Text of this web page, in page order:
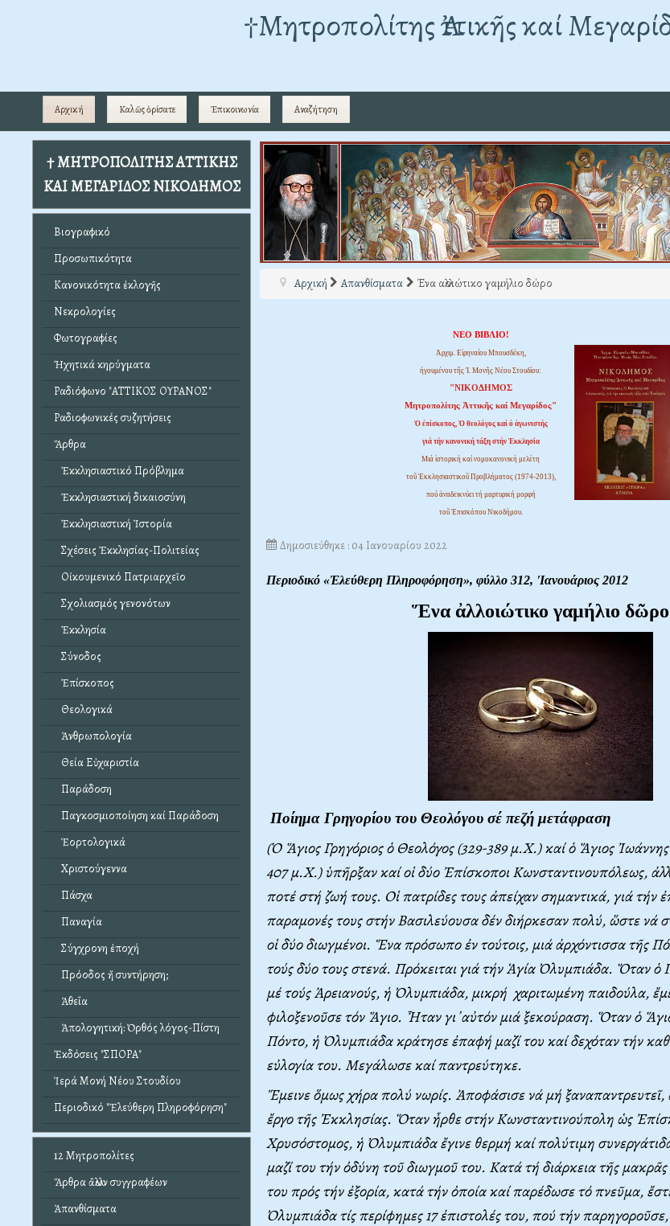
†Mητροπολίτης Ἀττικῆς καί
Αρχική Καλῶς ὁρίσατε Ἐπικοινωνία Αναζήτηση
† ΜΗΤΡΟΠΟΛΙΤΗΣ ΑΤΤΙΚΗΣ
ΚΑΙ ΜΕΓΑΡΙΔΟΣ ΝΙΚΟΔΗΜΟΣ
Βιογραφικό
Προσωπικότητα
Κανονικότητα ἐκλογῆς
Νεκρολογίες
Φωτογραφίες
Ἠχητικά κηρύγματα
Ραδιόφωνο "ΑΤΤΙΚΟΣ ΟΥΡΑΝΟΣ"
Ραδιοφωνικές συζητήσεις
Ἄρθρα
Ἐκκλησιαστικό Πρόβλημα
Ἐκκλησιαστική δικαιοσύνη
Ἐκκλησιαστική Ἱστορία
Σχέσεις Ἐκκλησίας-Πολιτείας
Οἰκουμενικό Πατριαρχεῖο
Σχολιασμός γενονότων
Ἐκκλησία
Σύνοδος
Ἐπίσκοπος
Θεολογικά
Ἀνθρωπολογία
Θεία Εὐχαριστία
Παράδοση
Παγκοσμιοποίηση καί Παράδοση
Ἑορτολογικά
Χριστούγεννα
Πάσχα
Παναγία
Σύγχρονη ἐποχή
Πρόοδος ἤ συντήρηση;
Ἀθεΐα
Ἀπολογητική: Ὀρθός λόγος-Πίστη
Ἐκδόσεις "ΣΠΟΡΑ"
Ἱερά Μονή Νέου Στουδίου
Περιοδικό "Ἐλεύθερη Πληροφόρηση"
12 Μητροπολίτες
Ἄρθρα ἄλλων συγγραφέων
Ἀπανθίσματα
Αρχική Απανθίσματα Ένα αλλοιώτικο γαμήλιο δώρο
ΝΕΟ ΒΙΒΛΙΟ!
Ἀρχιμ. Εἰρηναίου Μπουσδέκη,
ἡγουμένου τῆς Ἱ. Μονῆς Νέου Στουδίου:
"ΝΙΚΟΔΗΜΟΣ
Μητροπολίτης Ἀττικῆς καί Μεγαρίδος"
Ὁ ἐπίσκοπος, Ὁ θεολόγος καί ὁ ἀγωνιστής
γιά τήν κανονική τάξη στήν Ἐκκλησία
Μιά ἱστορική καί νομοκανονική μελέτη
τοῦ Ἐκκλησιαστικοῦ Προβλήματος (1974-2013),
πού ἀναδεικνύει τή μαρτυρική μορφή
τοῦ Ἐπισκόπου Νικοδήμου.
Δημοσιεύθηκε : 04 Ιανουαρίου 2022
Περιοδικό «Ἐλεύθερη Πληροφόρηση», φύλλο 312, 'Ιανουάριος 2012
Ἕνα ἀλλοιώτικογαμήλιο δῶρο
Ποίημα Γρηγορίου του Θεολόγου σέ πεζή μετάφραση
(Ὁ Ἅγιος Γρηγόριος ὁ Θεολόγος (329-389 μ.Χ.) καί ὁ Ἅγιος
407 μ.Χ.) ὑπῆρξαν καί οἱ δύο Ἐπίσκοποι Κωνσταντινουπόλεως,
ποτέ στή ζωή τους. Οἱ πατρίδες τους ἀπείχαν σημαντικά, γιά τήν
παραμονές τους στήν Βασιλεύουσα δέν διήρκεσαν πολύ, ὥστε
οἱ δύο διωγμένοι. Ἕνα πρόσωπο ἐν τούτοις, μιά ἀρχόντισσα τῆς
τούς δύο τους στενά. Πρόκειται γιά τήν Ἁγία Ὀλυμπιάδα. Ὅταν ὁ
μέ τούς Ἀρειανούς, ἡ Ὀλυμπιάδα, μικρή χαριτωμένη παιδούλα,
φιλοξενοῦσε τόν Ἅγιο. Ἦταν γι᾿αὐτόν μιά ξεκούραση. Ὅταν ὁ
Πόντο, ἡ Ὀλυμπιάδα κράτησε ἐπαφή μαζί του καί δεχόταν τήν
εὐλογία του. Μεγάλωσε καί παντρεύτηκε.
Ἔμεινε ὅμως χήρα πολύ νωρίς. Ἀποφάσισε νά μή ξαναπαντρευτεῖ,
ἔργο τῆς Ἐκκλησίας. Ὅταν ἦρθε στήν Κωνσταντινούπολη ὡς
Χρυσόστομος, ἡ Ὀλυμπιάδα ἔγινε θερμή καί πολύτιμη
μαζί του τήν ὀδύνη τοῦ διωγμοῦ του. Κατά τή διάρκεια τῆς
του πρός τήν ἐξορία, κατά τήν ὀποία καί παρέδωσε τό πνεῦμα,
Ὀλυμπιάδα τίς περίφημες 17 ἐπιστολές του, πού τήν παρηγοροῦσε,